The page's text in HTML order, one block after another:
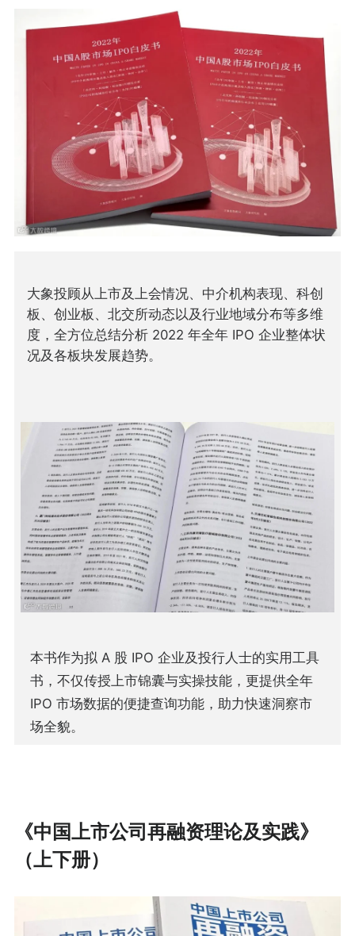
大象投顾从上市及上会情况、中介机构表现、科创
板、创业板、北交所动态以及行业地域分布等多维
度，全方位总结分析 2022 年全年 IPO 企业整体状
况及各板块发展趋势。
本书作为拟 A 股 IPO 企业及投行人士的实用工具
书，不仅传授上市锦囊与实操技能，更提供全年
IPO 市场数据的便捷查询功能，助力快速洞察市
场全貌。
《中国上市公司再融资理论及实践》
（上下册）